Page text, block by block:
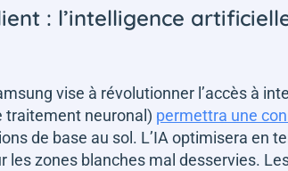
: l’intelligence
vise à révolutionner l’accès à
traitement neuronal) permettra une
de base au sol. L’IA optimisera en
zones blanches mal desservies.